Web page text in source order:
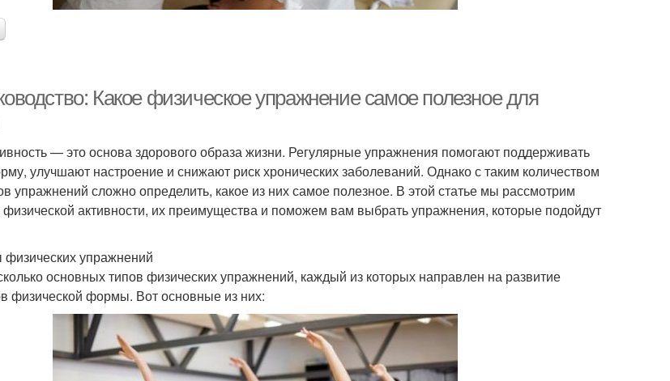
Какое физическое упражнение самое полезное для
— это основа здорового образа жизни. Регулярные упражнения помогают поддерживать
улучшают настроение и снижают риск хронических заболеваний. Однако с таким количеством
упражнений сложно определить, какое из них самое полезное. В этой статье мы рассмотрим
активности, их преимущества и поможем вам выбрать упражнения, которые подойдут
упражнений
основных типов физических упражнений, каждый из которых направлен на развитие
физической формы. Вот основные из них: